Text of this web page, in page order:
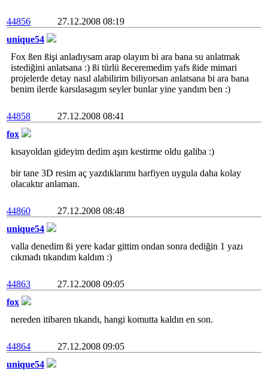
44856
27.12.2008 08:19
unique54
Fox ßen ßişi anladıysam arap olayım bi ara bana su anlatmak
istediğini anlatsana :) ßi türlü ßeceremedim yafs ßide mimari
projelerde detay nasıl alabilirim biliyorsan anlatsana bi ara bana
benim ilerde karsılasagım seyler bunlar yine yandım ben :)
44858
27.12.2008 08:41
fox
kısayoldan gideyim dedim aşırı kestirme oldu galiba :)
bir tane 3D resim aç yazdıklarımı harfiyen uygula daha kolay
olacaktır anlaman.
44860
27.12.2008 08:48
unique54
valla denedim ßi yere kadar gittim ondan sonra dediğin 1 yazı
cıkmadı tıkandım kaldım :)
44863
27.12.2008 09:05
fox
nereden itibaren tıkandı, hangi komutta kaldın en son.
44864
27.12.2008 09:05
unique54